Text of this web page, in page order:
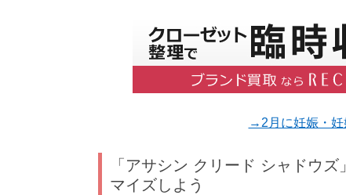
→2月に妊娠・
「アサシン クリード シャドウ
マイズしよう